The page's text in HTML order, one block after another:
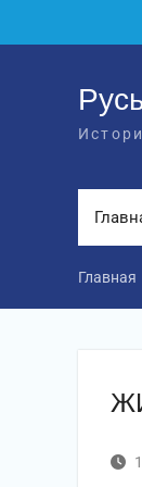
Главная